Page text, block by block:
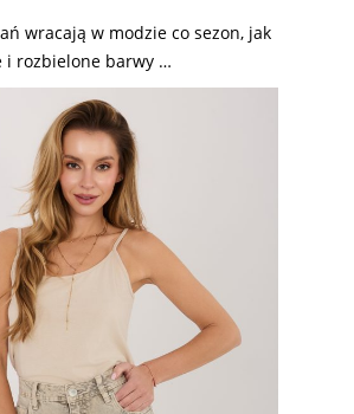
wracają w modzie co sezon, jak
i rozbielone barwy …